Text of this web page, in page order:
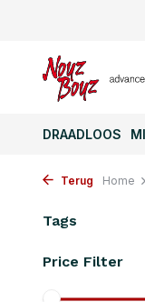
DRAADLOOS
Terug Home
Tags
Price Filter